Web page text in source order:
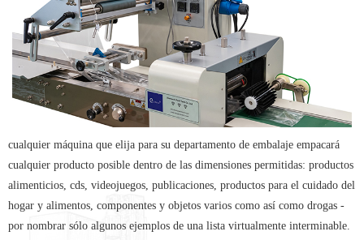
cualquier máquina que elija para su departamento de embalaje empacará
cualquier producto posible dentro de las dimensiones permitidas: productos
alimenticios, cds, videojuegos, publicaciones, productos para el cuidado del
hogar y alimentos, componentes y objetos varios como así como drogas -
por nombrar sólo algunos ejemplos de una lista virtualmente interminable.